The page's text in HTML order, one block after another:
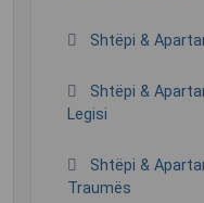
Shtëpi &
Shtëpi &
Legisi
Shtëpi &
Traumës